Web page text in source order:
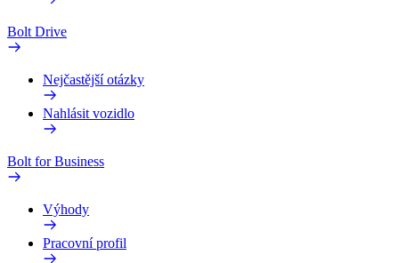
Bolt Drive
Nejčastější otázky
Nahlásit vozidlo
Bolt for Business
Výhody
Pracovní profil